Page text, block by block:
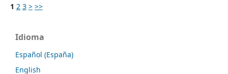
1 2 3 > >>
Idioma
Español (España)
English